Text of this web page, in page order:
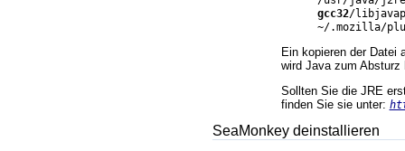
gcc32/
~/.mozilla/
Ein kopieren der Datei
wird Java zum Absturz
Sollten Sie die JRE
finden Sie sie unter:
SeaMonkey deinstallieren